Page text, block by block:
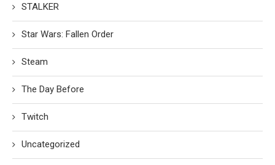
STALKER
Star Wars: Fallen Order
Steam
The Day Before
Twitch
Uncategorized